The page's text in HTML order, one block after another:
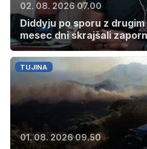
02. 08. 2026 07.00
Diddyju po sporu z
mesec dni skrajšali
TUJINA
01. 08. 2026 09.50